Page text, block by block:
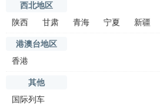
西北地区
陕西
甘肃 青海 宁夏 新疆
港澳台地区
香港
其他
国际列车